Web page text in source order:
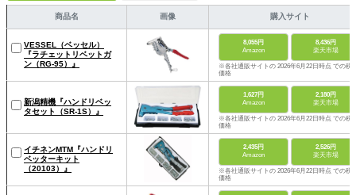
商品名 画像 購入サイト
VESSEL（ベッセル）
『ラチェットリベットガ
ン（RG-95）』
8,055円
Amazon
8,436円
楽天市場
※各社通販サイトの 2026年6月22日時点 での税
価格
新潟精機『ハンドリベッ
タセット（SR-1S）』
1,627円
Amazon
2,180円
楽天市場
※各社通販サイトの 2026年6月22日時点 での税
価格
イチネンMTM『ハンドリ
ベッターキット
（20103）』
2,435円
Amazon
2,526円
楽天市場
※各社通販サイトの 2026年6月22日時点 での税
価格